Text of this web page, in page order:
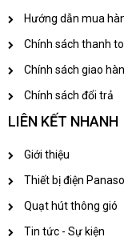
Hướng dẫn mua
Chính sách thanh
Chính sách giao
Chính sách đổi trả
LIÊN KẾT NHANH
Giới thiệu
Thiết bị điện
Quạt hút thông gió
Tin tức - Sự kiện